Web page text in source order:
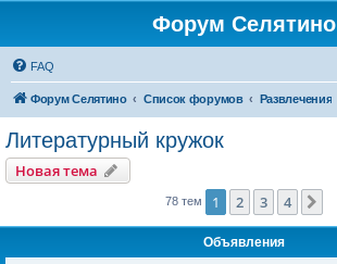
Форум Селятино
FAQ
Форум Селятино Список форумов Развлечения
Литературный кружок
Новая тема
78 тем 1 2 3 4
Объявления